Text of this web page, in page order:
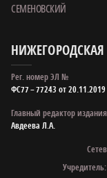
СЕМЕНОВСКИЙ
Рег. номер ЭЛ №
ФС77 – 77243 от 20.11.2019
Главный редактор
Авдеева Л.А.